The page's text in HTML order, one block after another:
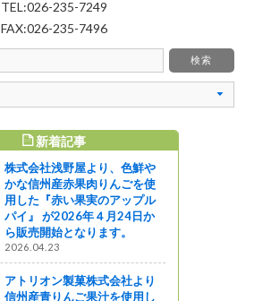
TEL:026-235-7249
FAX:026-235-7496
WEEKLY TOP5
アトリオン製菓株式会社より
信州産青りんご果汁を使用し
た「ヨーグレット グリーン
アップル」が2026年３月18日
から信州限定お土産として販
売開始となりました！
2026.03.18
イオンネットスーパー 県内